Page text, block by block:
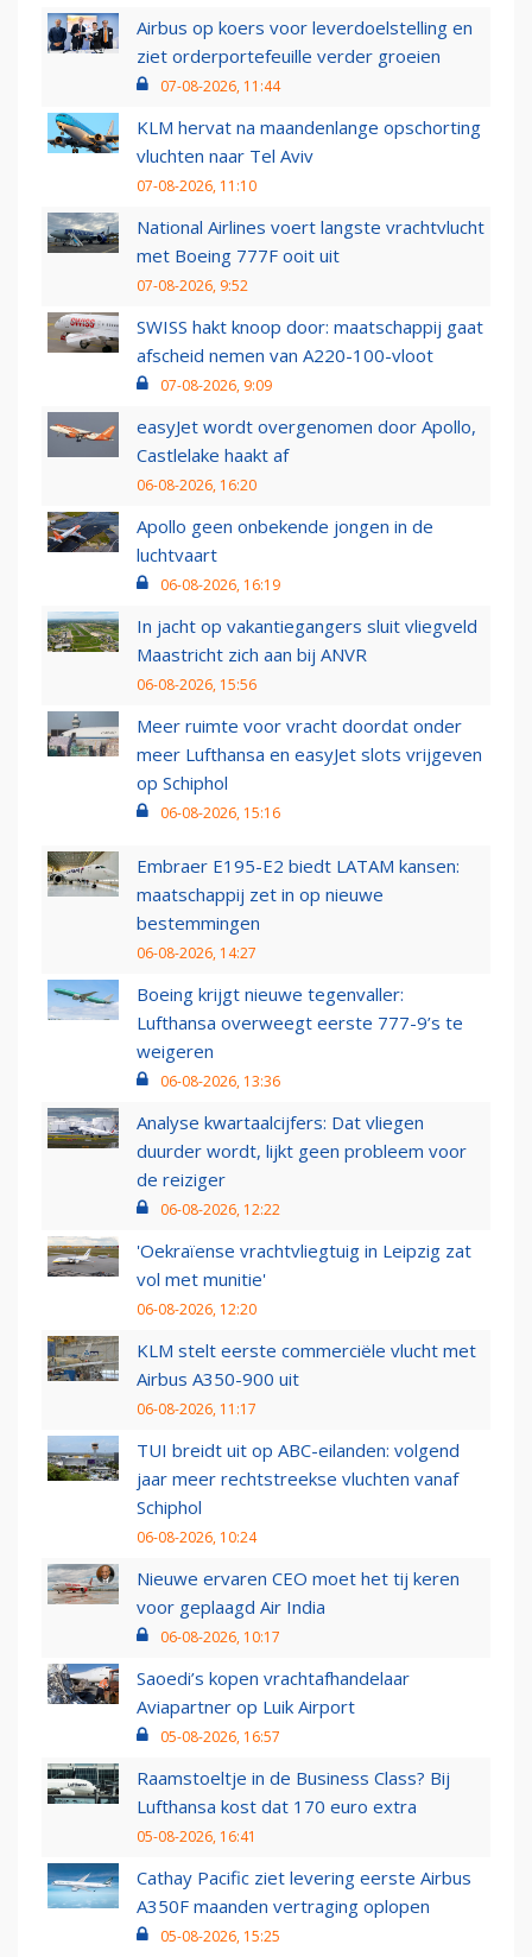
Airbus op koers voor leverdoelstelling en
ziet orderportefeuille verder groeien
07-08-2026, 11:44
KLM hervat na maandenlange opschorting
vluchten naar Tel Aviv
07-08-2026, 11:10
National Airlines voert langste vrachtvlucht
met Boeing 777F ooit uit
07-08-2026, 9:52
SWISS hakt knoop door: maatschappij gaat
afscheid nemen van A220-100-vloot
07-08-2026, 9:09
easyJet wordt overgenomen door Apollo,
Castlelake haakt af
06-08-2026, 16:20
Apollo geen onbekende jongen in de
luchtvaart
06-08-2026, 16:19
In jacht op vakantiegangers sluit vliegveld
Maastricht zich aan bij ANVR
06-08-2026, 15:56
Meer ruimte voor vracht doordat onder
meer Lufthansa en easyJet slots vrijgeven
op Schiphol
06-08-2026, 15:16
Embraer E195-E2 biedt LATAM kansen:
maatschappij zet in op nieuwe
bestemmingen
06-08-2026, 14:27
Boeing krijgt nieuwe tegenvaller:
Lufthansa overweegt eerste 777-9’s te
weigeren
06-08-2026, 13:36
Analyse kwartaalcijfers: Dat vliegen
duurder wordt, lijkt geen probleem voor
de reiziger
06-08-2026, 12:22
'Oekraïense vrachtvliegtuig in Leipzig zat
vol met munitie'
06-08-2026, 12:20
KLM stelt eerste commerciële vlucht met
Airbus A350-900 uit
06-08-2026, 11:17
TUI breidt uit op ABC-eilanden: volgend
jaar meer rechtstreekse vluchten vanaf
Schiphol
06-08-2026, 10:24
Nieuwe ervaren CEO moet het tij keren
voor geplaagd Air India
06-08-2026, 10:17
Saoedi’s kopen vrachtafhandelaar
Aviapartner op Luik Airport
05-08-2026, 16:57
Raamstoeltje in de Business Class? Bij
Lufthansa kost dat 170 euro extra
05-08-2026, 16:41
Cathay Pacific ziet levering eerste Airbus
A350F maanden vertraging oplopen
05-08-2026, 15:25